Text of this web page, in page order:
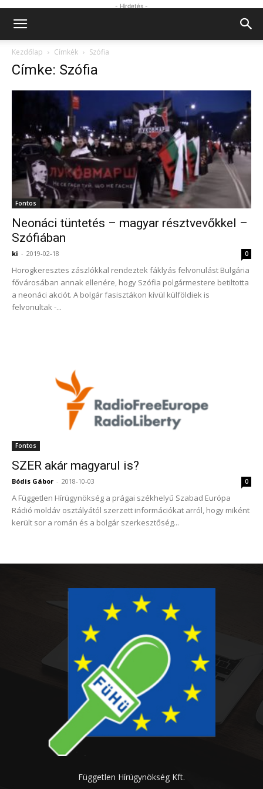
- Hirdetés -
Kezdőlap Címkék Szófia
Címke: Szófia
Fontos
Neonáci tüntetés – magyar résztvevőkkel –
Szófiában
ki - 2019-02-18 0
Horogkeresztes zászlókkal rendeztek fáklyás felvonulást Bulgária
fővárosában annak ellenére, hogy Szófia polgármestere betiltotta
a neonáci akciót. A bolgár fasisztákon kívül külföldiek is
felvonultak -...
Fontos
SZER akár magyarul is?
Bódis Gábor - 2018-10-03 0
A Független Hírügynökség a prágai székhelyű Szabad Európa
Rádió moldáv osztályától szerzett információkat arról, hogy miként
került sor a román és a bolgár szerkesztőség...
Független Hírügynökség Kft.